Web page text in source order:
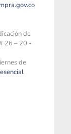
de
26 – 20 -
de